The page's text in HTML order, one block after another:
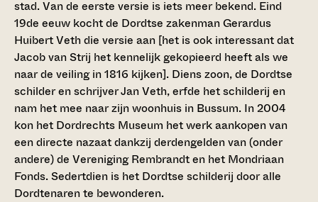
stad. Van de eerste versie is iets meer bekend. Eind
19de eeuw kocht de Dordtse zakenman Gerardus
Huibert Veth die versie aan [het is ook interessant dat
Jacob van Strij het kennelijk gekopieerd heeft als we
naar de veiling in 1816 kijken]. Diens zoon, de Dordtse
schilder en schrijver Jan Veth, erfde het schilderij en
nam het mee naar zijn woonhuis in Bussum. In 2004
kon het Dordrechts Museum het werk aankopen van
een directe nazaat dankzij derdengelden van (onder
andere) de Vereniging Rembrandt en het Mondriaan
Fonds. Sedertdien is het Dordtse schilderij door alle
Dordtenaren te bewonderen.